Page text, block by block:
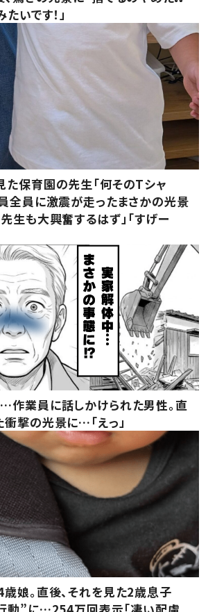
たいです！」
保育園の先生「何そのTシャ
全員に激震が走ったまさかの光景
生も大興奮するはず」「すげー
作業員に話しかけられた男性。直
衝撃の光景に…「えっ」
娘。直後、それを見た2歳息子